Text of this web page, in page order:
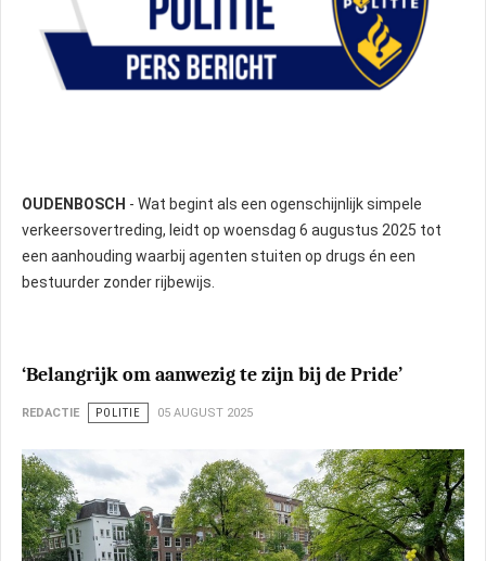
OUDENBOSCH - Wat begint als een ogenschijnlijk simpele
verkeersovertreding, leidt op woensdag 6 augustus 2025 tot
een aanhouding waarbij agenten stuiten op drugs én een
bestuurder zonder rijbewijs.
‘Belangrijk om aanwezig te zijn bij de Pride’
REDACTIE POLITIE 05 AUGUST 2025